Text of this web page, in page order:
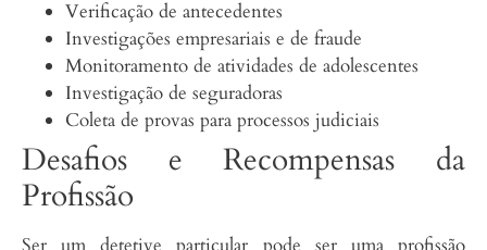
Verificação de antecedentes
Investigações empresariais e de fraude
Monitoramento de atividades de adolescentes
Investigação de seguradoras
Coleta de provas para processos judiciais
Desafios e Recompensas da
Profissão
Ser um detetive particular pode ser uma profissão